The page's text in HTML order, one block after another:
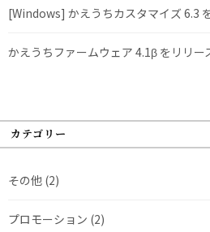
[Windows] かえうちカスタマイズ 6.3
かえうちファームウェア 4.1β をリリー
カテゴリー
その他 (2)
プロモーション (2)